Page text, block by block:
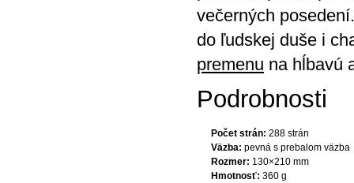
večerných
do ľudskej duše i
premenu na hĺbavú
Podrobnosti
Počet strán: 288 strán
Väzba: pevná s prebalom väzba
Rozmer: 130×210 mm
Hmotnosť: 360 g